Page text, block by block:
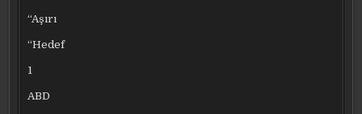
“Aşırı
“Hedef
1
ABD